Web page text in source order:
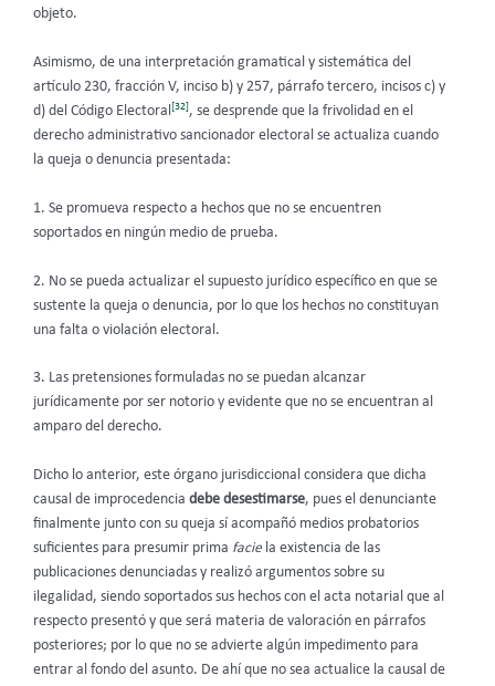
objeto.
Asimismo, de una interpretación gramatical y sistemática del
artículo 230, fracción V, inciso b) y 257, párrafo tercero, incisos c) y
d) del Código Electoral [32], se desprende que la frivolidad en el
derecho administrativo sancionador electoral se actualiza cuando
la queja o denuncia presentada:
1. Se promueva respecto a hechos que no se encuentren
soportados en ningún medio de prueba.
2. No se pueda actualizar el supuesto jurídico específico en que se
sustente la queja o denuncia, por lo que los hechos no constituyan
una falta o violación electoral.
3. Las pretensiones formuladas no se puedan alcanzar
jurídicamente por ser notorio y evidente que no se encuentran al
amparo del derecho.
Dicho lo anterior, este órgano jurisdiccional considera que dicha
causal de improcedencia debe desestimarse, pues el denunciante
finalmente junto con su queja sí acompañó medios probatorios
suficientes para presumir prima facie la existencia de las
publicaciones denunciadas y realizó argumentos sobre su
ilegalidad, siendo soportados sus hechos con el acta notarial que al
respecto presentó y que será materia de valoración en párrafos
posteriores; por lo que no se advierte algún impedimento para
entrar al fondo del asunto. De ahí que no sea actualice la causal de